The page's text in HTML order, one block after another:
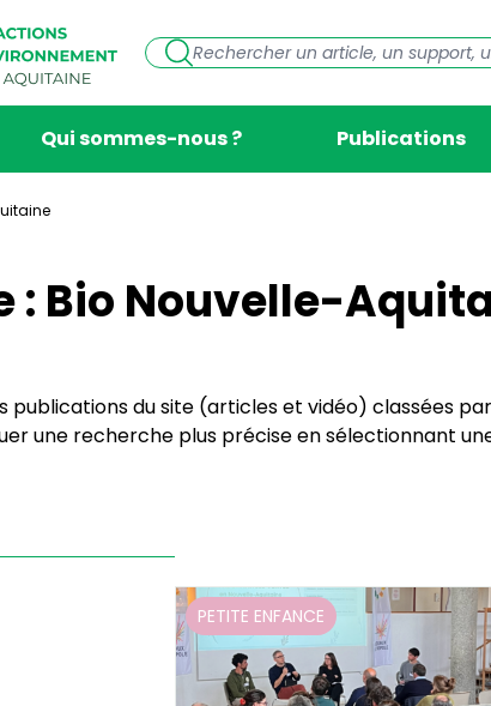
Qui sommes-nous ? Publications
: Bio Nouvelle-
publications du site (articles et vidéo) classées
une recherche plus précise en sélectionnant
PETITE ENFANCE